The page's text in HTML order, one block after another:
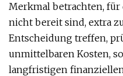
Merkmal betrachten, für
nicht bereit sind, extra
Entscheidung treffen,
unmittelbaren Kosten,
langfristigen